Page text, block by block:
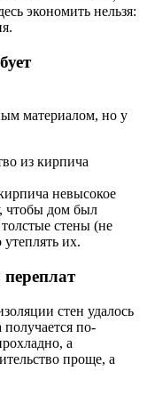
экономить нельзя:
материалом, но у
из кирпича
невысокое
чтобы дом был
стены (не
их.
переплат
стен удалось
по-
а
проще, а